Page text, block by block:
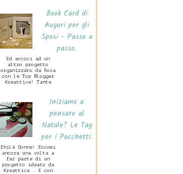
Valentino, mio
marito c...
Book Card di
Auguri per gli
Sposi - Passo a
passo.
Ed eccoci ad un
altro progetto
organizzato da Rosa
con le Top Blogger
Kreattive! Tante
sarann...
Iniziamo a
pensare al
Natale? Le Tag
per i Pacchetti.
Ehilà Donne! Eccomi
ancora una volta a
far parte di un
progetto ideato da
Kreattiva . E con